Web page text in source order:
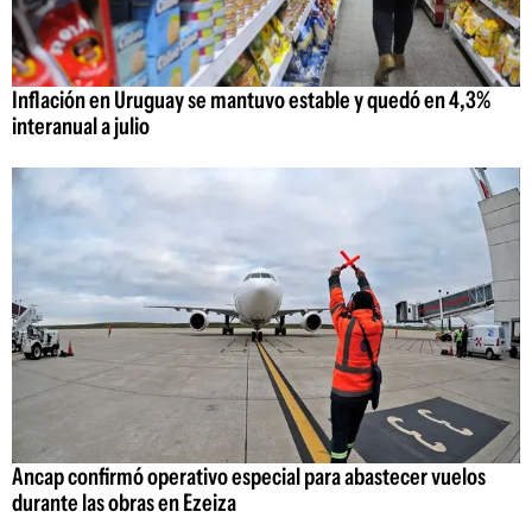
Inflación en Uruguay se mantuvo estable y quedó en 4,3%
interanual a julio
Ancap confirmó operativo especial para abastecer vuelos
durante las obras en Ezeiza